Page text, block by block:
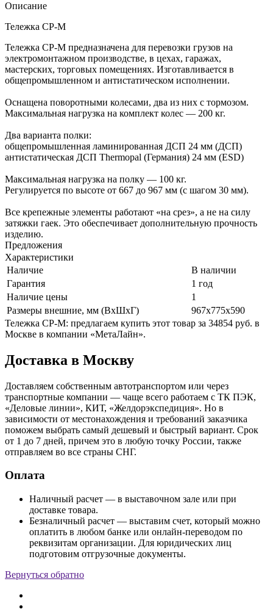
Описание
Тележка СР-М
Тележка СР-М предназначена для перевозки грузов на
электромонтажном производстве, в цехах, гаражах,
мастерских, торговых помещениях. Изготавливается в
общепромышленном и антистатическом исполнении.
Оснащена поворотными колесами, два из них с тормозом.
Максимальная нагрузка на комплект колес — 200 кг.
Два варианта полки:
общепромышленная ламинированная ДСП 24 мм (ДСП)
антистатическая ДСП Thermopal (Германия) 24 мм (ESD)
Максимальная нагрузка на полку — 100 кг.
Регулируется по высоте от 667 до 967 мм (с шагом 30 мм).
Все крепежные элементы работают «на срез», а не на силу
затяжки гаек. Это обеспечивает дополнительную прочность
изделию.
Предложения
Характеристики
Наличие
В наличии
Гарантия
1 год
Наличие цены
1
Размеры внешние, мм (ВхШхГ)
967x775x590
Тележка СР-М: предлагаем купить этот товар за 34854 руб. в
Москве в компании «МетаЛайн».
Доставка в Москву
Доставляем собственным автотранспортом или через
транспортные компании — чаще всего работаем с ТК ПЭК,
«Деловые линии», КИТ, «Желдорэкспедиция». Но в
зависимости от местонахождения и требований заказчика
поможем выбрать самый дешевый и быстрый вариант. Срок
от 1 до 7 дней, причем это в любую точку России, также
отправляем во все страны СНГ.
Оплата
Наличный расчет — в выставочном зале или при
доставке товара.
Безналичный расчет — выставим счет, который можно
оплатить в любом банке или онлайн-переводом по
реквизитам организации. Для юридических лиц
подготовим отгрузочные документы.
Вернуться обратно